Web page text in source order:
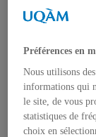
About
About
About
News
About
Contact
Préférences en
Nous utilisons
informations qui
le site, de vous
statistiques de
choix en